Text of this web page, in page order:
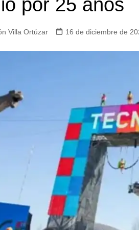
Iglesias
por 25 años
Villa Ortúzar 16 de diciembre de